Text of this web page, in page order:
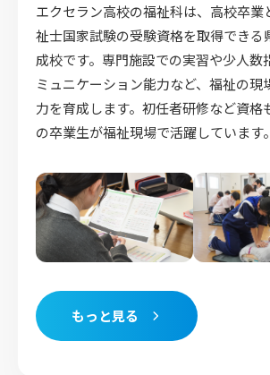
エクセラン高校の福祉科は、高校卒業
祉士国家試験の受験資格を取得できる
成校です。専門施設での実習や少人数
ミュニケーション能力など、福祉の現
力を育成します。初任者研修など資格
の卒業生が福祉現場で活躍しています。
もっと見る